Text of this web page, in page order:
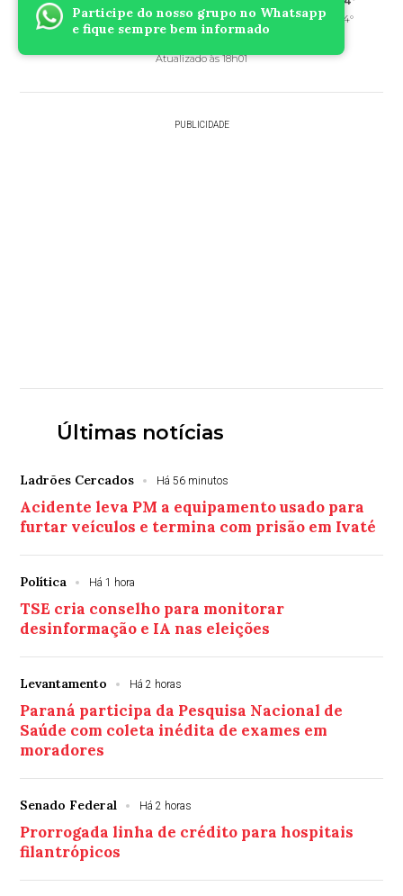
Participe do nosso grupo no Whatsapp
e fique sempre bem informado
18°
20°
19°
16°
14°
Atualizado às 18h01
PUBLICIDADE
Últimas notícias
Ladrões Cercados Há 56 minutos
Acidente leva PM a equipamento usado para
furtar veículos e termina com prisão em Ivaté
Política Há 1 hora
TSE cria conselho para monitorar
desinformação e IA nas eleições
Levantamento Há 2 horas
Paraná participa da Pesquisa Nacional de
Saúde com coleta inédita de exames em
moradores
Senado Federal Há 2 horas
Prorrogada linha de crédito para hospitais
filantrópicos